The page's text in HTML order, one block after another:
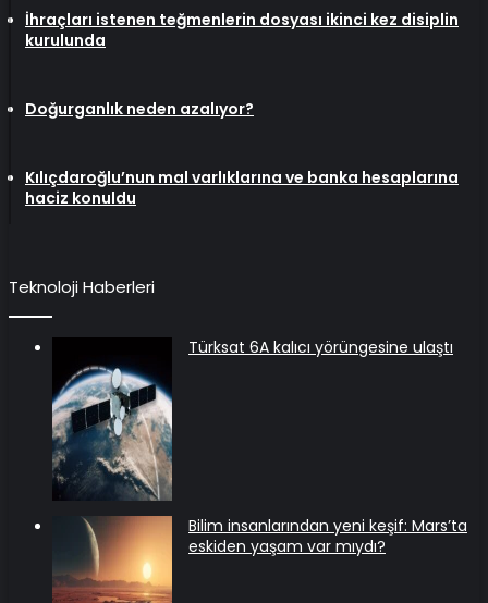
İhraçları istenen teğmenlerin dosyası ikinci kez disiplin
kurulunda
Doğurganlık neden azalıyor?
Kılıçdaroğlu’nun mal varlıklarına ve banka hesaplarına
haciz konuldu
Teknoloji Haberleri
Türksat 6A kalıcı yörüngesine ulaştı
Bilim insanlarından yeni keşif: Mars’ta
eskiden yaşam var mıydı?